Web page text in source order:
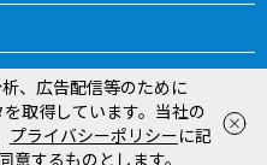
電話で相談
10:00〜18:00
Inc.
、広告配信等のために
取得しています。当社の
プライバシーポリシーに記
するものとします。